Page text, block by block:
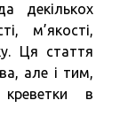
декількох
м’якості,
Ця стаття
але і тим,
креветки в